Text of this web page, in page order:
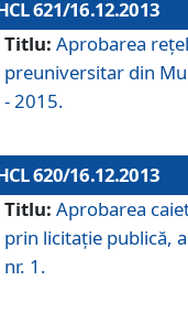
621/16.12.2013
Titlu: Aprobarea
preuniversitar din
- 2015.
620/16.12.2013
Titlu: Aprobarea
prin licitaţie publică,
nr. 1.